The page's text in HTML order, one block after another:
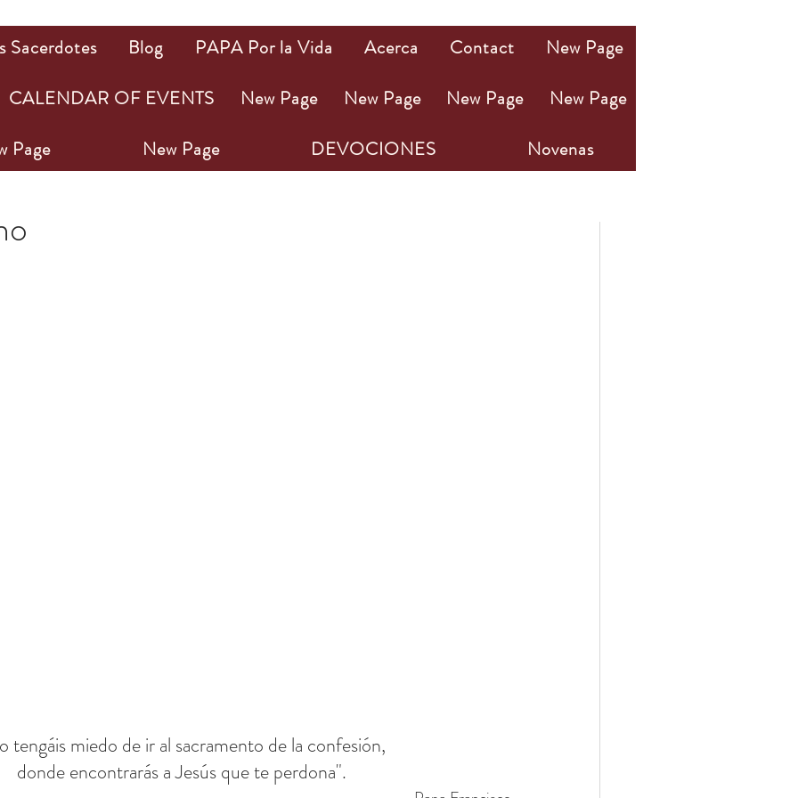
tengáis miedo de ir al sacramento de la confesión,
donde encontrarás a Jesús que te perdona".
Sacerdotes Blog PAPA Por la Vida Acerca Contact
New Page
CALENDAR OF EVENTS
New Page New Page New Page
New Page
Page
New Page DEVOCIONES Novenas